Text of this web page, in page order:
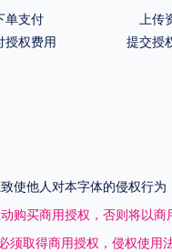
单支付
授权费用
上传
提交授
他人对本字体的侵权行为
买商用授权，否则将以商
取得商用授权，侵权使用